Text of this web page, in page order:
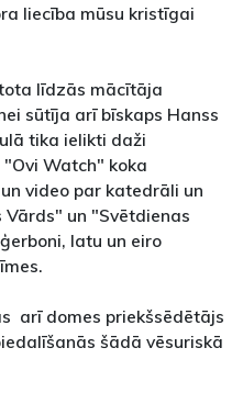
liecība mūsu kristīgai
līdzās mācītāja
sūtīja arī bīskaps Hanss
tika ielikti daži
Watch" koka
video par katedrāli un
un "Svētdienas
latu un eiro
arī domes priekšsēdētājs
šādā vēsuriskā